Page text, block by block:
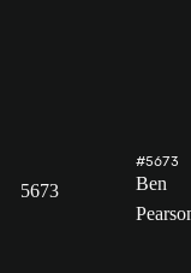
5673
#5673
Ben